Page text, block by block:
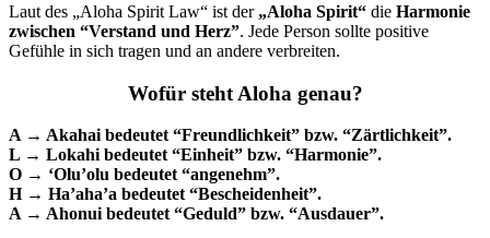
Laut des „Aloha Spirit Law“ ist der „Aloha Spirit“ die Harmonie
zwischen “Verstand und Herz”. Jede Person sollte positive
Gefühle in sich tragen und an andere verbreiten.
Wofür steht Aloha genau?
A → Akahai bedeutet “Freundlichkeit” bzw. “Zärtlichkeit”.
L → Lokahi bedeutet “Einheit” bzw. “Harmonie”.
O → ‘Olu’olu bedeutet “angenehm”.
H → Ha’aha’a bedeutet “Bescheidenheit”.
A → Ahonui bedeutet “Geduld” bzw. “Ausdauer”.